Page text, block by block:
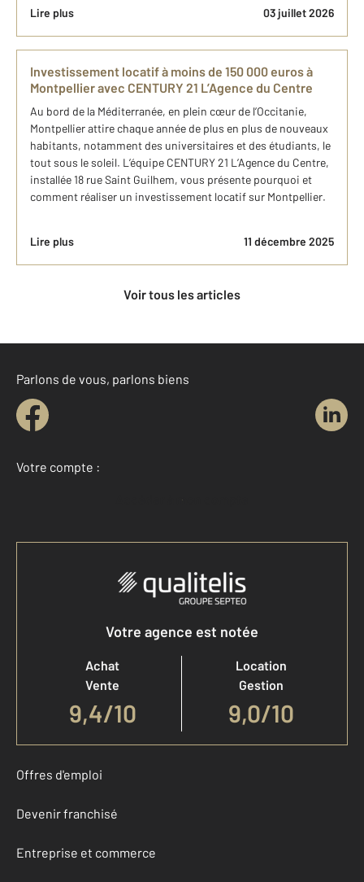
Lire plus 03 juillet 2026
Investissement locatif à moins de 150 000 euros à
Montpellier avec CENTURY 21 L’Agence du Centre
Au bord de la Méditerranée, en plein cœur de l’Occitanie,
Montpellier attire chaque année de plus en plus de nouveaux
habitants, notamment des universitaires et des étudiants, le
tout sous le soleil. L’équipe CENTURY 21 L’Agence du Centre,
installée 18 rue Saint Guilhem, vous présente pourquoi et
comment réaliser un investissement locatif sur Montpellier.
Lire plus 11 décembre 2025
Voir tous les articles
Parlons de vous, parlons biens
Votre compte :
Accéder à mon compte
Votre agence est notée
Achat
Vente
9,4/10
Location
Gestion
9,0/10
Offres d'emploi
Devenir franchisé
Entreprise et commerce